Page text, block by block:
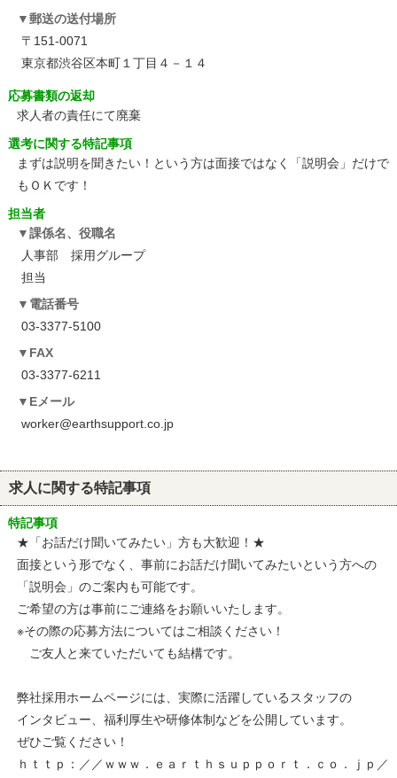
郵送の送付場所
〒151-0071
東京都渋谷区本町１丁目４－１４
応募書類の返却
求人者の責任にて廃棄
選考に関する特記事項
まずは説明を聞きたい！という方は面接ではなく「説明会」だけで
もＯＫです！
担当者
課係名、役職名
人事部 採用グループ
担当
電話番号
03-3377-5100
FAX
03-3377-6211
Eメール
worker@earthsupport.co.jp
求人に関する特記事項
特記事項
★「お話だけ聞いてみたい」方も大歓迎！★
面接という形でなく、事前にお話だけ聞いてみたいという方への
「説明会」のご案内も可能です。
ご希望の方は事前にご連絡をお願いいたします。
※その際の応募方法についてはご相談ください！
ご友人と来ていただいても結構です。
弊社採用ホームページには、実際に活躍しているスタッフの
インタビュー、福利厚生や研修体制などを公開しています。
ぜひご覧ください！
ｈｔｔｐ：／／ｗｗｗ．ｅａｒｔｈｓｕｐｐｏｒｔ．ｃｏ．ｊｐ／